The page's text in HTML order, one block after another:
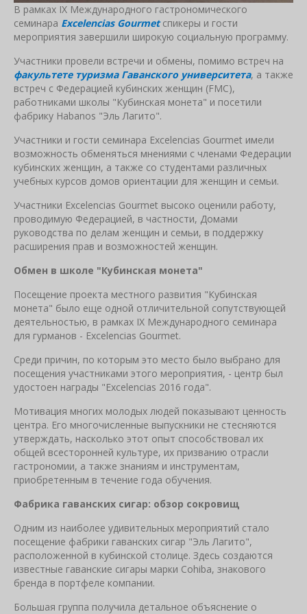
В рамках IX Международного гастрономического
семинара Excelencias Gourmetспикеры и гости
мероприятия завершили широкую социальную программу.
Участники провели встречи и обмены, помимо встреч на
факультете туризма Гаванского университета, а также
встреч с Федерацией кубинских женщин (FMC),
работниками школы "Кубинская монета" и посетили
фабрику Habanos "Эль Лагито".
Участники и гости семинара Excelencias Gourmet имели
возможность обменяться мнениями с членами Федерации
кубинских женщин, а также со студентами различных
учебных курсов домов ориентации для женщин и семьи.
Участники Excelencias Gourmet высоко оценили работу,
проводимую Федерацией, в частности, Домами
руководства по делам женщин и семьи, в поддержку
расширения прав и возможностей женщин.
Обмен в школе "Кубинская монета"
Посещение проекта местного развития "Кубинская
монета" было еще одной отличительной сопутствующей
деятельностью, в рамках IX Международного семинара
для гурманов - Excelencias Gourmet.
Среди причин, по которым это место было выбрано для
посещения участниками этого мероприятия, - центр был
удостоен награды "Excelencias 2016 года".
Мотивация многих молодых людей показывают ценность
центра. Его многочисленные выпускники не стесняются
утверждать, насколько этот опыт способствовал их
общей всесторонней культуре, их призванию отрасли
гастрономии, а также знаниям и инструментам,
приобретенным в течение года обучения.
Фабрика гаванских сигар: обзор сокровищ
Одним из наиболее удивительных мероприятий стало
посещение фабрики гаванских сигар "Эль Лагито",
расположенной в кубинской столице. Здесь создаются
известные гаванские сигары марки Cohiba, знакового
бренда в портфеле компании.
Большая группа получила детальное объяснение о